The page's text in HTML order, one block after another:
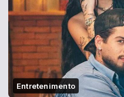
Entretenimento